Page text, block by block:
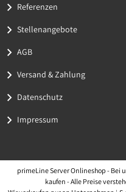
Referenzen
Stellenangebote
AGB
Versand & Zahlung
Datenschutz
Impressum
primeLine Server Onlineshop - Bei
kaufen - Alle Preise